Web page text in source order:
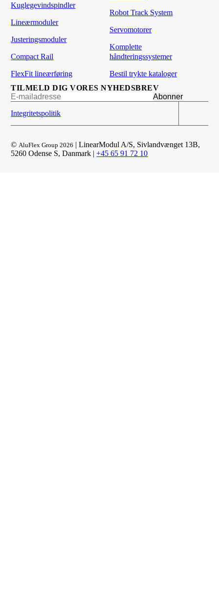
Kuglegevindspindler
Lineærmoduler
Justeringsmoduler
Compact Rail
FlexFit lineærføring
Robot Track System
Servomotorer
Komplette
håndteringssystemer
Bestil trykte kataloger
TILMELD DIG VORES NYHEDSBREV
© AluFlex Group 2026 | LinearModul A/S, Sivlandvænget 13B,
5260 Odense S, Danmark |+45 65 91 72 10
Integritetspolitik